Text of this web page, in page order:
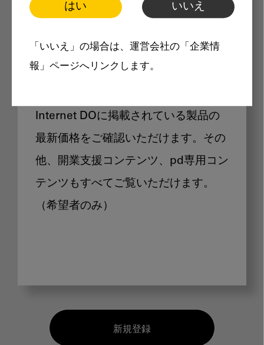
はい いいえ
「いいえ」の場合は、運営会社の「企業情
報」ページへリンクします。
製品価格も閲覧可能
Internet DOに掲載されている製品の
最新価格をご確認いただけます。その
他、開業支援コンテンツ、pd専用コン
テンツもすべてご覧いただけます。
（希望者のみ）
新規登録